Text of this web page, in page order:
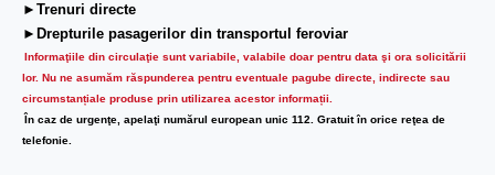
►Trenuri directe
►Drepturile pasagerilor din transportul feroviar
Informaţiile din circulaţie sunt variabile, valabile doar pentru data şi ora solicitării
lor. Nu ne asumăm răspunderea pentru eventuale pagube directe, indirecte sau
circumstanțiale produse prin utilizarea acestor informații.
În caz de urgenţe, apelaţi numărul european unic 112. Gratuit în orice reţea de
telefonie.